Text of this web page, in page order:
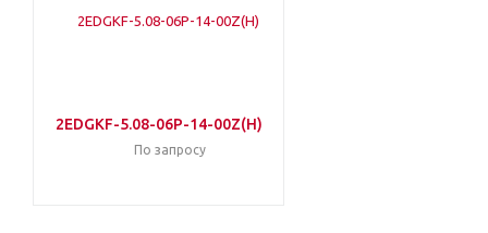
2EDGKF-5.08-06P-14-00Z(H)
По запросу